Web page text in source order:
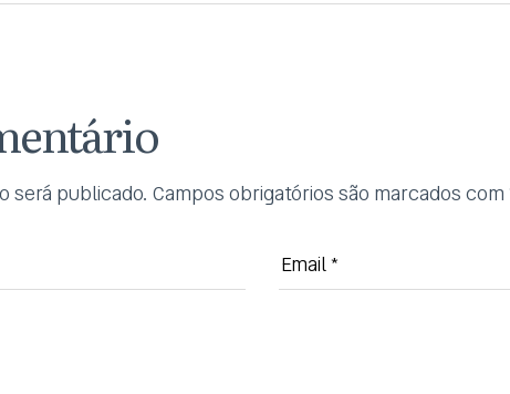
será publicado. Campos obrigatórios são marcados com